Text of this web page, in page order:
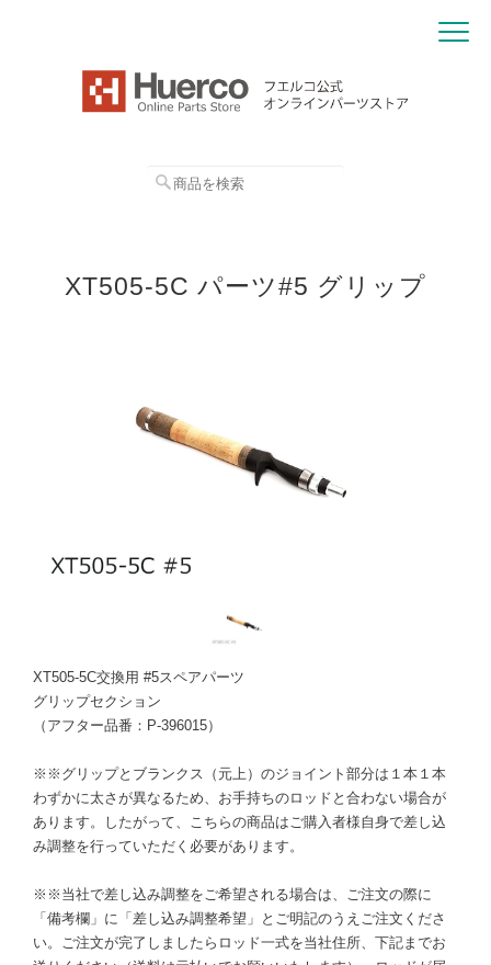
XT505-5C パーツ#5 グリップ
XT505-5C交換用 #5スペアパーツ
グリップセクション
（アフター品番：P-396015）
※※グリップとブランクス（元上）のジョイント部分は１本１本
わずかに太さが異なるため、お手持ちのロッドと合わない場合が
あります。したがって、こちらの商品はご購入者様自身で差し込
み調整を行っていただく必要があります。
※※当社で差し込み調整をご希望される場合は、ご注文の際に
「備考欄」に「差し込み調整希望」とご明記のうえご注文くださ
い。ご注文が完了しましたらロッド一式を当社住所、下記までお